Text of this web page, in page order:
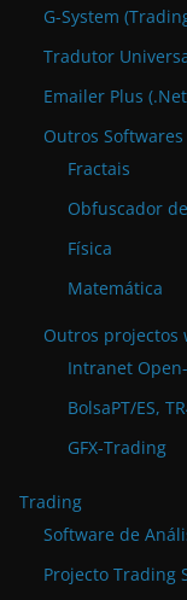
G-System
Tradutor
Emailer Plus
Outros Softwares
Fractais
Obfuscador
Física
Matemática
Outros projectos
Intranet Open-
BolsaPT/ES,
GFX-Trading
Trading
Software de
Projecto Trading